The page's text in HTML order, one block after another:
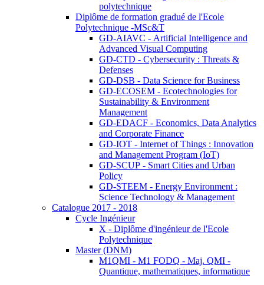
polytechnique
Diplôme de formation gradué de l'Ecole
Polytechnique -MSc&T
GD-AIAVC - Artificial Intelligence and
Advanced Visual Computing
GD-CTD - Cybersecurity : Threats &
Defenses
GD-DSB - Data Science for Business
GD-ECOSEM - Ecotechnologies for
Sustainability & Environment
Management
GD-EDACF - Economics, Data Analytics
and Corporate Finance
GD-IOT - Internet of Things : Innovation
and Management Program (IoT)
GD-SCUP - Smart Cities and Urban
Policy
GD-STEEM - Energy Environment :
Science Technology & Management
Catalogue 2017 - 2018
Cycle Ingénieur
X - Diplôme d'ingénieur de l'Ecole
Polytechnique
Master (DNM)
M1QMI - M1 FODQ - Maj. QMI -
Quantique, mathematiques, informatique